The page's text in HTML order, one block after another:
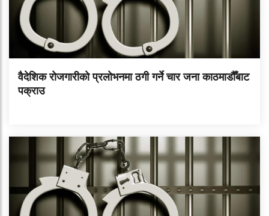
वैदेशिक रोजगारीको प्रलोभनमा ठगी गर्ने चार जना काठमाडौँबाट
पक्राउ